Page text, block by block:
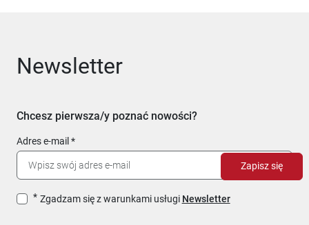
Newsletter
Chcesz pierwsza/y poznać nowości?
Adres e-mail
Zgadzam się z warunkami usługi Newsletter
Zapisz się